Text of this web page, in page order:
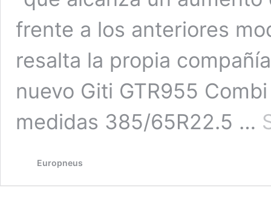
frente a los anteriores
resalta la propia
nuevo Giti GTR955
medidas 385/65R22.5 …
Europneus